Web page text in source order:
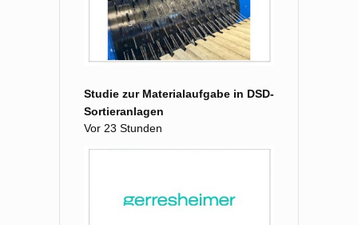
Studie zur Materialaufgabe in DSD-
Sortieranlagen
Vor 23 Stunden